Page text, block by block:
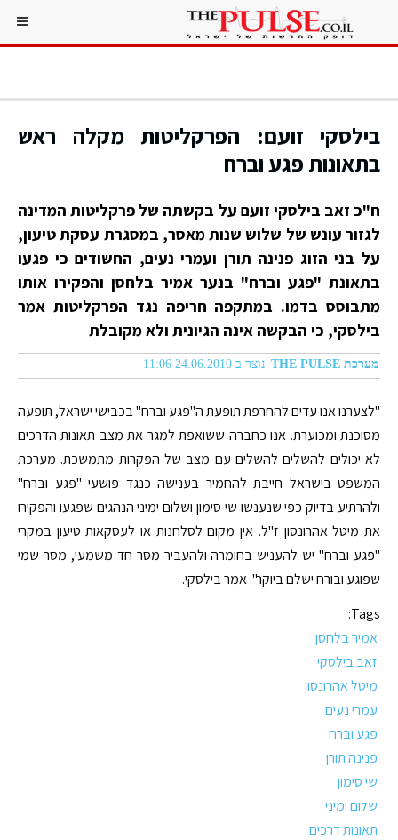
בילסקי זועם: הפרקליטות מקלה ראש
בתאונות פגע וברח
ח"כ זאב בילסקי זועם על בקשתה של פרקליטות המדינה
לגזור עונש של שלוש שנות מאסר, במסגרת עסקת טיעון,
על בני הזוג פנינה תורן ועמרי נעים, החשודים כי פגעו
בתאונת "פגע וברח" בנער אמיר בלחסן והפקירו אותו
מתבוסס בדמו. במתקפה חריפה נגד הפרקליטות אמר
בילסקי, כי הבקשה אינה הגיונית ולא מקובלת
מערכת THE PULSE נוצר ב 24.06.2010 11:06
"לצערנו אנו עדים להחרפת תופעת ה"פגע וברח" בכבישי ישראל, תופעה
מסוכנת ומכוערת. אנו כחברה ששואפת למגר את מצב תאונות הדרכים
לא יכולים להשלים להשלים עם מצב של הפקרות מתמשכת. מערכת
המשפט בישראל חייבת להחמיר בענישה כנגד פושעי "פגע וברח"
ולהרתיע בדיוק כפי שנענשו שי סימון ושלום ימיני הנהגים שפגעו והפקירו
את מיטל אהרונסון ז"ל. אין מקום לסלחנות או לעסקאות טיעון במקרי
"פגע וברח" יש להעניש בחומרה ולהעביר מסר חד משמעי, מסר שמי
שפוגע ובורח ישלם ביוקר". אמר בילסקי.
Tags:
אמיר בלחסן
זאב בילסקי
מיטל אהרונסון
עמרי נעים
פגע וברח
פנינה תורן
שי סימון
שלום ימיני
תאונות דרכים